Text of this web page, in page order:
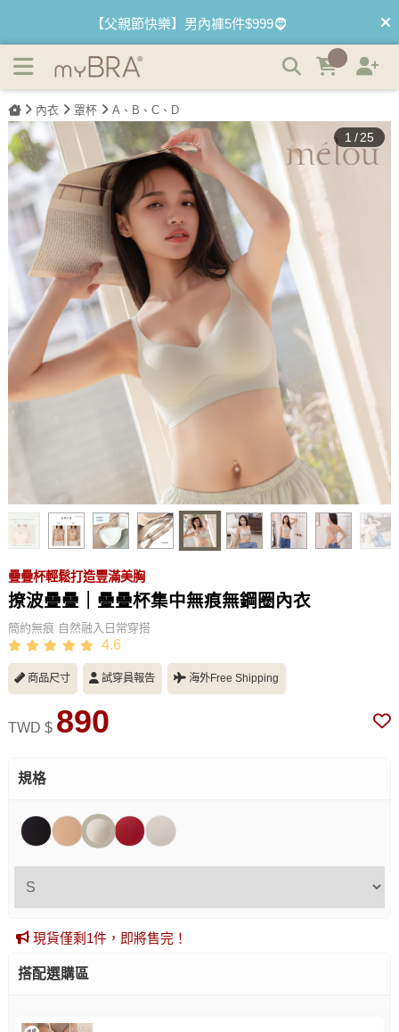
衣品牌
【2件$980】夏日首選 無痕無鋼圈內衣✌️
【最低3折】絕版內睡衣 下殺售完不補🤍
【優惠68折】內褲任選3件以上 1件$333👙
【買內衣免運費】台灣滿1200運費0元🚛
【首購優惠】新客最高可折$150再免運❗
【夏日滿額贈】把衣物壓縮收納袋回家 🌞
【父親節快樂】男內褲5件$999🧔
內衣 罩杯 A、B、C、D
1 / 25
疊疊杯輕鬆打造豐滿美胸
撩波疊疊｜疊疊杯集中無痕無鋼圈內衣
簡約無痕 自然融入日常穿搭
4.6
商品尺寸 試穿員報告 海外Free Shipping
TWD $ 890
規格
現貨僅剩1件，即將售完！
搭配選購區